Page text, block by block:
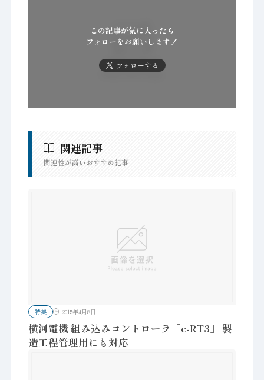
この記事が気に入ったら
フォローをお願いします！
フォローする
関連記事
関連性が高いおすすめ記事
特集 2015年4月8日
横河電機 組み込みコントローラ「e-RT3」 製
造工程管理用にも対応